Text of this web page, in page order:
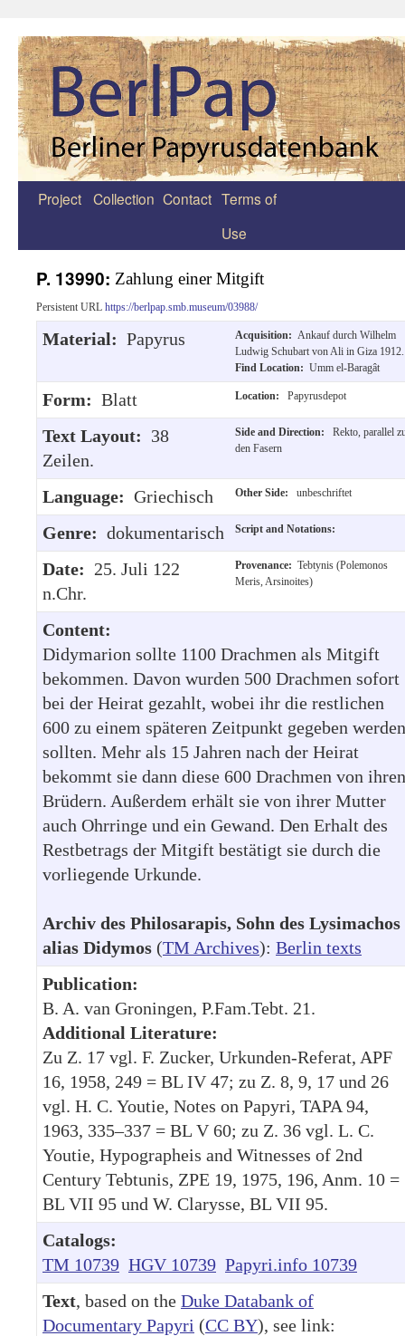
Zum
Project Collection Contact Terms of
Use
P. 13990: Zahlung einer Mitgift
Persistent URL https://berlpap.smb.museum/03988/
Material: Papyrus Acquisition: Ankauf durch Wilhelm
Ludwig Schubart von Ali in Giza 1912.
Find Location: Umm el-Baragât
Form: Blatt Location: Papyrusdepot
Text Layout: 38
Zeilen.
Side and Direction:
Rekto, parallel
den Fasern
Language: Griechisch Other Side: unbeschriftet
Genre: dokumentarisch Script and Notations:
Date: 25. Juli 122
n.Chr.
Provenance: Tebtynis (Polemonos
Meris, Arsinoites)
Content:
Didymarion sollte 1100 Drachmen als Mitgift
bekommen. Davon wurden 500 Drachmen sofort
bei der Heirat gezahlt, wobei ihr die restlichen
600 zu einem späteren Zeitpunkt gegeben werden
sollten. Mehr als 15 Jahren nach der Heirat
bekommt sie dann diese 600 Drachmen von ihren
Brüdern. Außerdem erhält sie von ihrer Mutter
auch Ohrringe und ein Gewand. Den Erhalt des
Restbetrags der Mitgift bestätigt sie durch die
vorliegende Urkunde.
Archiv des Philosarapis, Sohn des Lysimachos
alias Didymos (TM Archives): Berlin texts
Publication:
B. A. van Groningen, P.Fam.Tebt. 21.
Additional Literature:
Zu Z. 17 vgl. F. Zucker, Urkunden-Referat, APF
16, 1958, 249 = BL IV 47; zu Z. 8, 9, 17 und 26
vgl. H. C. Youtie, Notes on Papyri, TAPA 94,
1963, 335–337 = BL V 60; zu Z. 36 vgl. L. C.
Youtie, Hypographeis and Witnesses of 2nd
Century Tebtunis, ZPE 19, 1975, 196, Anm. 10 =
BL VII 95 und W. Clarysse, BL VII 95.
Catalogs:
TM 10739 HGV 10739 Papyri.info 10739
Text, based on the Duke Databank of
Documentary Papyri (CC BY), see link: